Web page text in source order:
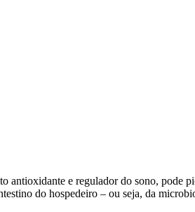
antioxidante e regulador do sono, pode
do hospedeiro – ou seja, da